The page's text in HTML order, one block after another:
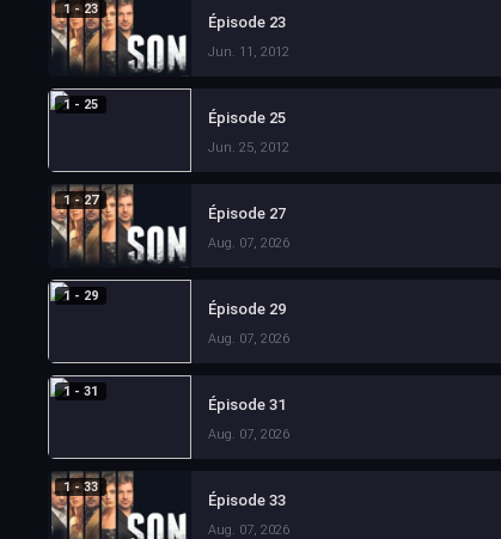
1 - 23
Épisode 23
Jun. 11, 2012
1 - 25
Épisode 25
Jun. 25, 2012
1 - 27
Épisode 27
Aug. 07, 2026
1 - 29
Épisode 29
Aug. 07, 2026
1 - 31
Épisode 31
Aug. 07, 2026
1 - 33
Épisode 33
Aug. 07, 2026